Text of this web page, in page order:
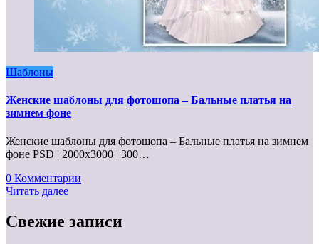
Шаблоны
Женские шаблоны для фотошопа – Бальные платья на
зимнем фоне
Женские шаблоны для фотошопа – Бальные платья на зимнем
фоне PSD | 2000x3000 | 300…
0 Комментарии
Читать далее
Свежие записи